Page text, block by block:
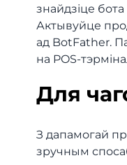
знайдзіце
Актывуйце
ад BotFather.
на POS-
Для
З дапамогай
зручным